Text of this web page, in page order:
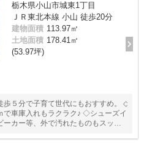
栃木県小山市城東1丁目
ＪＲ東北本線 小山 徒歩20分
建物面積 113.97㎡
土地面積 178.41㎡
(53.97坪)
５分で子育て世代にもおすすめ。 ◇
で車庫入れもラクラク♪ ◇シューズイ
カー等、外で汚れたものもスッキ